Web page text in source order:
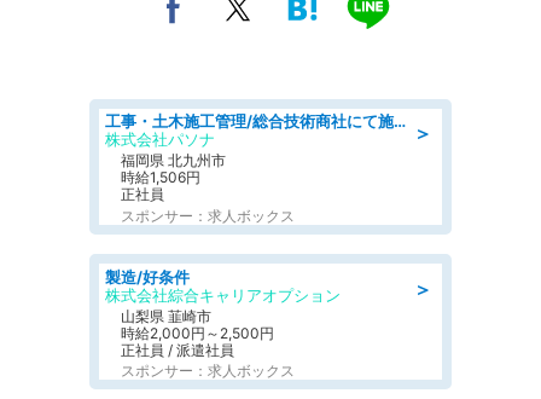
＞
工事・土木施工管理/総合技術商社にて施工管理のお仕事/即日勤務可/車通勤可/工事・土木施工管理/生産・品質管理
株式会社パソナ
福岡県 北九州市
時給1,506円
正社員
スポンサー：求人ボックス
＞
製造/好条件
株式会社綜合キャリアオプション
山梨県 韮崎市
時給2,000円～2,500円
正社員 / 派遣社員
スポンサー：求人ボックス